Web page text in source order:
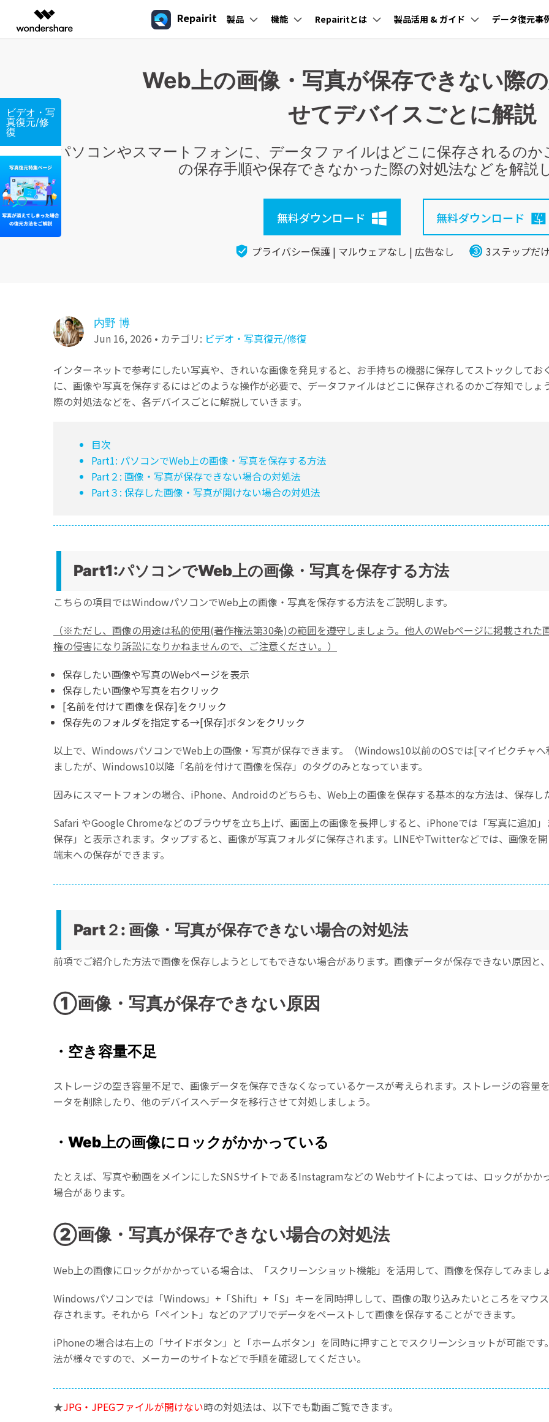
製品
Filmora
動画編集ソフト
UniConverter
DVD Memory
DVD作成ソフト
DemoCreator
画面録画ソフト
SelfyzAI
AI動画・画像編集アプリ
作図＆製図
PDF編集
PDF編集ソフト
HiPDF
PDF編集オンラインツール
データ
データ復
スマート
スマホ間
法人・教育・パートナー
法人向け
パートナープログ
ラム
PDF ソリューション
作図＆製図
EdrawMax
動画編集＆変換
Filmora
UniConverter
企業情報
創業者メッセージ
お問い合わせ
プラン＆価格
Repairit 製品
Repairit for Email
Outlookメール修復
オンラインで試す ※ 現在は英語版のみ対応
機能
基本機能
ファイル修復
AI補正
AI動画補正
オンラインで試す
Repairitとは
データ修復の専門家
R3Dファイル修復
破損したR3D動画ファイルを簡単修復
Excelファイル修復
破損したExcel(エクセル)ファイルを救われる方法
PPTファイル修復
PPTXファイル修復の確実な方法
Zipファイル修復
あらゆるファイルの修復が可能
オンラインで試す ※ 現在は英語版のみ対応
製品活用 & ガイド
写真のノイズを除
元
RARファイル復元
ブランド
DJI動画修復
Sony動画修復
Canonファイル修
ガイド
Repairitガイド
Repairit for Emailガイド
オンラインで試す ※ 現在は英語版のみ対応
データ復元事
ゴミ箱復元
メール復元
ビデオ復元/修復
外付けデバイス復元
SDカード復元
HDD復元・復旧
パソコン復元
Windowsコンピュータ復元
パソコン起動しない復元
詳しくは
オンラインで試す ※ 現在は英語版のみ対応
Repairit
プロ仕様のAI修復：動画/写真/ドキュメント/音声ファイル対応
Repairit for Email
Outlookデータ修復：PST
復元
オンラインで試す ※ 現在は英語版のみ対応
Web上の画像・写真が保存できない際
せてデバイスごとに解説
パソコンやスマートフォンに、データファイルはどこに保存されるの
の保存手順や保存できなかった際の対処法などを解説
無料ダウンロード 無料ダウンロード
プライバシー保護 | マルウェアなし | 広告なし 3ステップだ
内野 博
Jun 16, 2026 • カテゴリ: ビデオ・写真復元/修復
インターネットで参考にしたい写真や、きれいな画像を発見すると、お手持ちの機器に保存してストックして
に、画像や写真を保存するにはどのような操作が必要で、データファイルはどこに保存されるのかご存知でし
際の対処法などを、各デバイスごとに解説していきます。
目次
Part1: パソコンでWeb上の画像・写真を保存する方法
Part２: 画像・写真が保存できない場合の対処法
Part３: 保存した画像・写真が開けない場合の対処法
Part1:パソコンでWeb上の画像・写真を保存する方法
こちらの項目ではWindowパソコンでWeb上の画像・写真を保存する方法をご説明します。
（※ただし、画像の用途は私的使用(著作権法第30条)の範囲を遵守しましょう。他人のWebページに掲載され
権の侵害になり訴訟になりかねませんので、ご注意ください。）
保存したい画像や写真のWebページを表示
保存したい画像や写真を右クリック
[名前を付けて画像を保存]をクリック
保存先のフォルダを指定する→[保存]ボタンをクリック
以上で、WindowsパソコンでWeb上の画像・写真が保存できます。（Windows10以前のOSでは[マイピクチャ
ましたが、Windows10以降「名前を付けて画像を保存」のタグのみとなっています。
因みにスマートフォンの場合、iPhone、Androidのどちらも、Web上の画像を保存する基本的な方法は、保存し
Safari やGoogle Chromeなどのブラウザを立ち上げ、画面上の画像を長押しすると、iPhoneでは「写真に追加
保存」と表示されます。タップすると、画像が写真フォルダに保存されます。LINEやTwitterなどでは、画像を
端末への保存ができます。
Part２: 画像・写真が保存できない場合の対処法
前項でご紹介した方法で画像を保存しようとしてもできない場合があります。画像データが保存できない原因と
①画像・写真が保存できない原因
・空き容量不足
ストレージの空き容量不足で、画像データを保存できなくなっているケースが考えられます。ストレージの容
ータを削除したり、他のデバイスへデータを移行させて対処しましょう。
・Web上の画像にロックがかかっている
たとえば、写真や動画をメインにしたSNSサイトであるInstagramなどの Webサイトによっては、ロックがか
場合があります。
②画像・写真が保存できない場合の対処法
Web上の画像にロックがかかっている場合は、「スクリーンショット機能」を活用して、画像を保存してみまし
Windowsパソコンでは「Windows」+「Shift」+「S」キーを同時押しして、画像の取り込みたいところをマウ
存されます。それから「ペイント」などのアプリでデータをペーストして画像を保存することができます。
iPhoneの場合は右上の「サイドボタン」と「ホームボタン」を同時に押すことでスクリーンショットが可能で
法が様々ですので、メーカーのサイトなどで手順を確認してください。
★JPG・JPEGファイルが開けない時の対処法は、以下でも動画ご覧できます。
ビデオ・写
真復元/修
復